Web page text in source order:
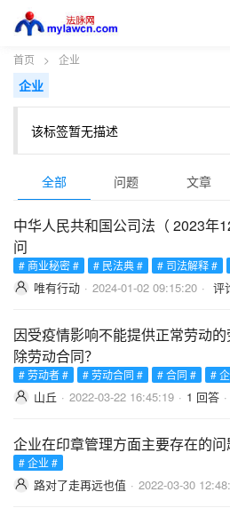
首页 > 企业
企业
该标签暂无描述
全部 问题 文章
中华人民共和国公司法（ 2023年
问
# 商业秘密 # # 民法典 # # 司法解释 #
唯有行动 · 2024-01-02 09:15:20 · 评
因受疫情影响不能提供正常劳动
除劳动合同？
# 劳动者 # # 劳动合同 # # 合同 # #
山丘 · 2022-03-22 16:45:19 · 1 回答 ·
企业在印章管理方面主要存在的
# 企业 #
路对了走再远也值 · 2022-03-30